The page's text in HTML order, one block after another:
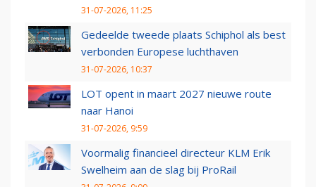
31-07-2026, 11:25
Gedeelde tweede plaats Schiphol als best
verbonden Europese luchthaven
31-07-2026, 10:37
LOT opent in maart 2027 nieuwe route
naar Hanoi
31-07-2026, 9:59
Voormalig financieel directeur KLM Erik
Swelheim aan de slag bij ProRail